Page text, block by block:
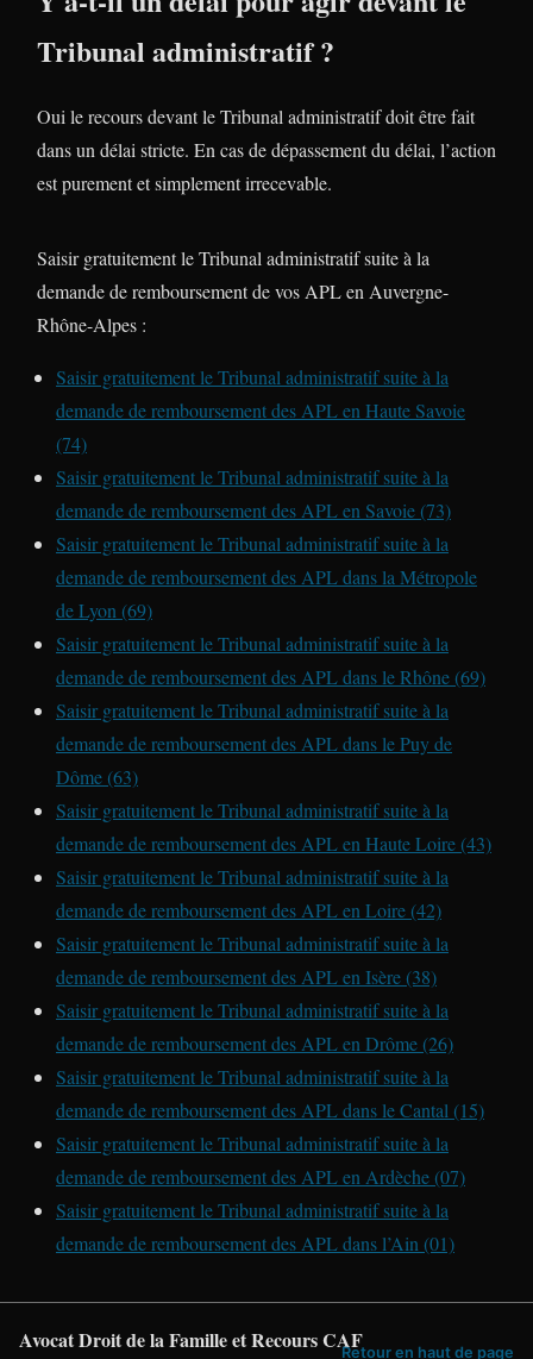
Tribunal administratif ?
Oui le recours devant le Tribunal administratif doit être fait
dans un délai stricte. En cas de dépassement du délai, l’action
est purement et simplement irrecevable.
Saisir gratuitement le Tribunal administratif suite à la
demande de remboursement de vos APL en Auvergne-
Rhône-Alpes :
Saisir gratuitement le Tribunal administratif suite à la
demande de remboursement des APL en Haute Savoie
(74)
Saisir gratuitement le Tribunal administratif suite à la
demande de remboursement des APL en Savoie (73)
Saisir gratuitement le Tribunal administratif suite à la
demande de remboursement des APL dans la Métropole
de Lyon (69)
Saisir gratuitement le Tribunal administratif suite à la
demande de remboursement des APL dans le Rhône (69)
Saisir gratuitement le Tribunal administratif suite à la
demande de remboursement des APL dans le Puy de
Dôme (63)
Saisir gratuitement le Tribunal administratif suite à la
demande de remboursement des APL en Haute Loire (43)
Saisir gratuitement le Tribunal administratif suite à la
demande de remboursement des APL en Loire (42)
Saisir gratuitement le Tribunal administratif suite à la
demande de remboursement des APL en Isère (38)
Saisir gratuitement le Tribunal administratif suite à la
demande de remboursement des APL en Drôme (26)
Saisir gratuitement le Tribunal administratif suite à la
demande de remboursement des APL dans le Cantal (15)
Saisir gratuitement le Tribunal administratif suite à la
demande de remboursement des APL en Ardèche (07)
Saisir gratuitement le Tribunal administratif suite à la
demande de remboursement des APL dans l’Ain (01)
Avocat Droit de la Famille et Recours CAFRetour en haut de page